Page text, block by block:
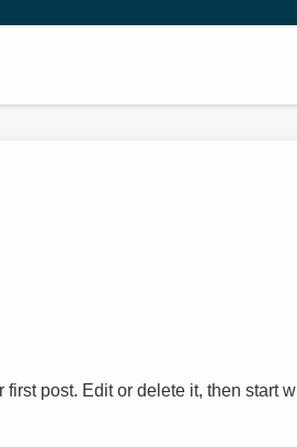
post. Edit or delete it, then start